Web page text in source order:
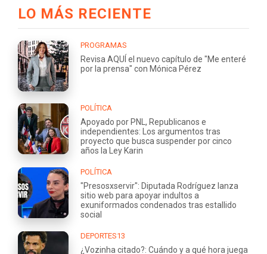
LO MÁS RECIENTE
PROGRAMAS
Revisa AQUÍ el nuevo capítulo de "Me enteré
por la prensa" con Mónica Pérez
POLÍTICA
Apoyado por PNL, Republicanos e
independientes: Los argumentos tras
proyecto que busca suspender por cinco
años la Ley Karin
POLÍTICA
"Presosxservir": Diputada Rodríguez lanza
sitio web para apoyar indultos a
exuniformados condenados tras estallido
social
DEPORTES13
¿Vozinha citado?: Cuándo y a qué hora juega